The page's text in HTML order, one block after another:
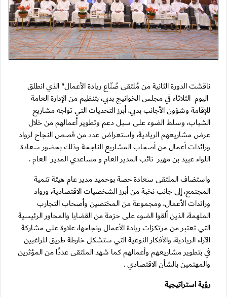
ناقشت الدورة الثانية من مُلتقى صُنّاع ريادة الأعمال" الذي انطلق
اليوم الثلاثاء في مجلس الخوانيج بدبي، بتنظيم من الإدارة العامة
للإقامة وشؤون الأجانب بدبي، أبرز التحديات التي تواجه مشاريع
الشباب، وسلط الضوء على سبل دعم وتطوير أعمالهم من خلال
عرض مشاريعهم الريادية، واستعراض عدد من قصص النجاح لرواد
ورائدات أعمال من أصحاب المشاريع الناجحة وذلك بحضور سعادة
اللواء عبيد بن مهير نائب المدير العام و مساعدي المدير العام .
واستضاف الملتقى سعادة حصة بوحميد مدير عام هيئة تنمية
المجتمع، إلى جانب نخبة من أبرز الشخصيات الاقتصادية، ورواد
ورائدات الأعمال، ومجموعة من المختصين وأصحاب التجارب
الملهمة، الذين ألقوا الضوء على حزمة من القضايا والمحاور الرئيسية
التي تعتبر من مرتكزات ريادة الأعمال ونجاحها، علاوة على مشاركة
الآراء الريادية، والأفكار النوعية التي ستشكل خارطة طريق للراغبين
في بتطوير مشاريعهم وأعمالهم كما شهد الملتقى عددًا من المؤثرين
والمهتمين بالشأن الاقتصادي .
رؤية استراتيجية